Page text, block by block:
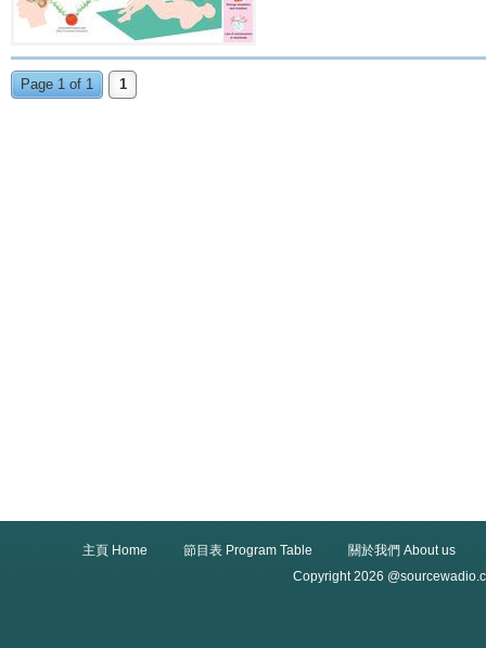
Page 1 of 1 1
主頁 Home 節目表 Program Table
關於我們 About us
Copyright 2026